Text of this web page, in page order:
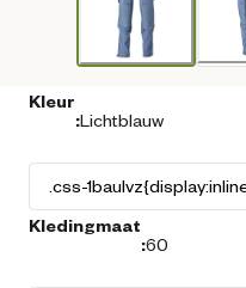
Kleur
:Lichtblauw
Kledingmaat
:60